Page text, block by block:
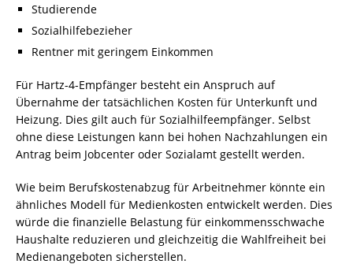
Studierende
Sozialhilfebezieher
Rentner mit geringem Einkommen
Für Hartz-4-Empfänger besteht ein Anspruch auf
Übernahme der tatsächlichen Kosten für Unterkunft und
Heizung. Dies gilt auch für Sozialhilfeempfänger. Selbst
ohne diese Leistungen kann bei hohen Nachzahlungen ein
Antrag beim Jobcenter oder Sozialamt gestellt werden.
Wie beim Berufskostenabzug für Arbeitnehmer könnte ein
ähnliches Modell für Medienkosten entwickelt werden. Dies
würde die finanzielle Belastung für einkommensschwache
Haushalte reduzieren und gleichzeitig die Wahlfreiheit bei
Medienangeboten sicherstellen.